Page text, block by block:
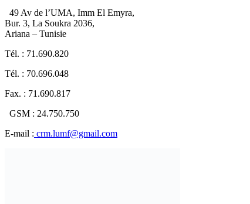
49 Av de l’UMA, Imm El Emyra,
Bur. 3, La Soukra 2036,
Ariana – Tunisie
Tél. : 71.690.820
Tél. : 70.696.048
Fax. : 71.690.817
GSM : 24.750.750
E-mail : crm.lumf@gmail.com